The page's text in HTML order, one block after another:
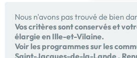
Nous n'avons pas trouvé de bien
Vos critères sont conservés et
élargie en Ille-et-Vilaine.
Voir les programmes sur les